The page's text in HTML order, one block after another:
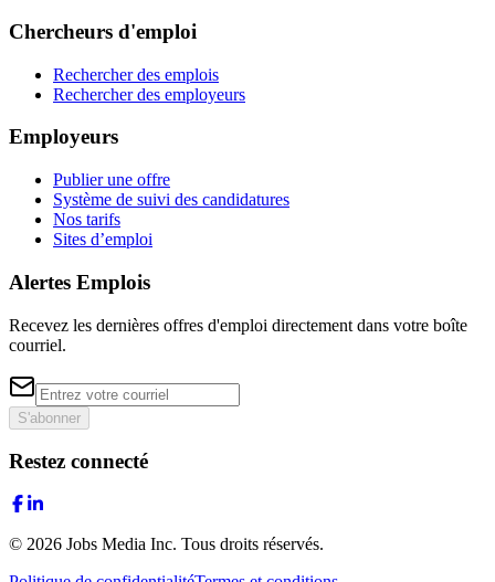
Chercheurs d'emploi
Rechercher des emplois
Rechercher des employeurs
Employeurs
Publier une offre
Système de suivi des candidatures
Nos tarifs
Sites d’emploi
Alertes Emplois
Recevez les dernières offres d'emploi directement dans votre boîte
courriel.
S'abonner
Restez connecté
© 2026 Jobs Media Inc. Tous droits réservés.